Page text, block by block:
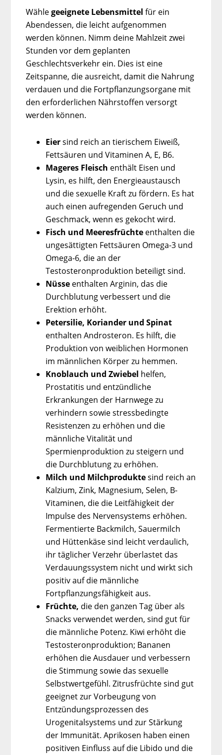
Wählegeeignete Lebensmittel für ein
Abendessen, die leicht aufgenommen
werden können. Nimm deine Mahlzeit zwei
Stunden vor dem geplanten
Geschlechtsverkehr ein. Dies ist eine
Zeitspanne, die ausreicht, damit die Nahrung
verdauen und die Fortpflanzungsorgane mit
den erforderlichen Nährstoffen versorgt
werden können.
Eiersind reich an tierischem Eiweiß,
Fettsäuren und Vitaminen А, Е, В6.
Mageres Fleisch enthält Eisen und
Lysin, es hilft, den Energieaustausch
und die sexuelle Kraft zu fördern. Es hat
auch einen aufregenden Geruch und
Geschmack, wenn es gekocht wird.
Fisch und Meeresfrüchte enthalten die
ungesättigten Fettsäuren Omega-3 und
Omega-6, die an der
Testosteronproduktion beteiligt sind.
Nüsse enthalten Arginin, das die
Durchblutung verbessert und die
Erektion erhöht.
Petersilie, Koriander und Spinat
enthalten Androsteron. Es hilft, die
Produktion von weiblichen Hormonen
im männlichen Körper zu hemmen.
Knoblauch und Zwiebel helfen,
Prostatitis und entzündliche
Erkrankungen der Harnwege zu
verhindern sowie stressbedingte
Resistenzen zu erhöhen und die
männliche Vitalität und
Spermienproduktion zu steigern und
die Durchblutung zu erhöhen.
Milch und Milchproduktesind reich an
Kalzium, Zink, Magnesium, Selen, B-
Vitaminen, die die Leitfähigkeit der
Impulse des Nervensystems erhöhen.
Fermentierte Backmilch, Sauermilch
und Hüttenkäse sind leicht verdaulich,
ihr täglicher Verzehr überlastet das
Verdauungssystem nicht und wirkt sich
positiv auf die männliche
Fortpflanzungsfähigkeit aus.
Früchte, die den ganzen Tag über als
Snacks verwendet werden, sind gut für
die männliche Potenz. Kiwi erhöht die
Testosteronproduktion; Bananen
erhöhen die Ausdauer und verbessern
die Stimmung sowie das sexuelle
Selbstwertgefühl. Zitrusfrüchte sind gut
geeignet zur Vorbeugung von
Entzündungsprozessen des
Urogenitalsystems und zur Stärkung
der Immunität. Aprikosen haben einen
positiven Einfluss auf die Libido und die